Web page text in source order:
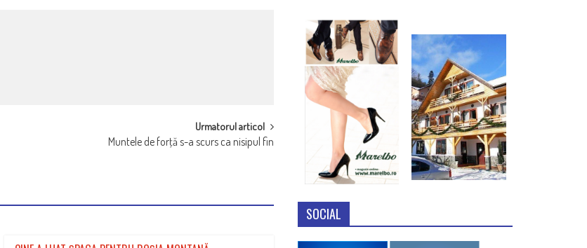
Urmatorul articol
Muntele de forţă s-a scurs ca nisipul fin
SOCIAL